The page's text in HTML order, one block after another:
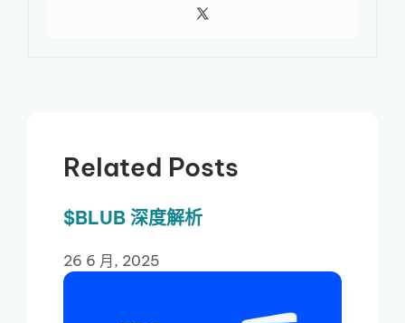
Related Posts
$BLUB 深度解析
26 6 月, 2025